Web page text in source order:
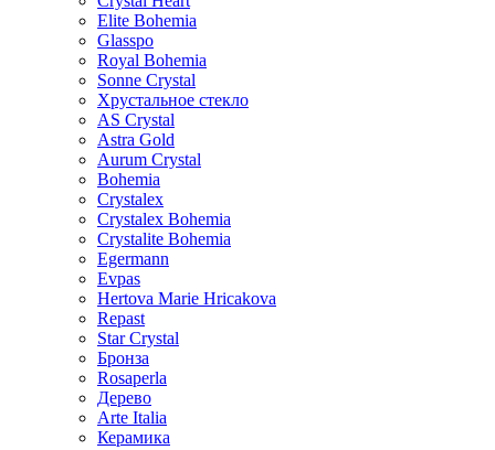
Elite Bohemia
Glasspo
Royal Bohemia
Sonne Crystal
Хрустальное стекло
AS Crystal
Astra Gold
Aurum Crystal
Bohemia
Crystalex
Crystalex Bohemia
Crystalite Bohemia
Egermann
Evpas
Hertova Marie Hricakova
Repast
Star Crystal
Бронза
Rosaperla
Дерево
Arte Italia
Керамика